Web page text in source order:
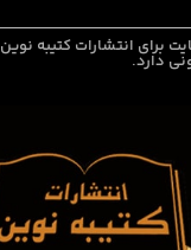
برای انتشارات کتیبه نوین
دارد.